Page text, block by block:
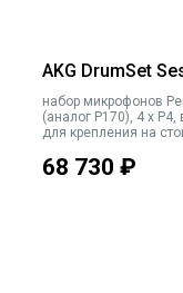
AKG DrumSet
набор микрофонов
(аналог P170), 4 x
для крепления на
68 730 ₽